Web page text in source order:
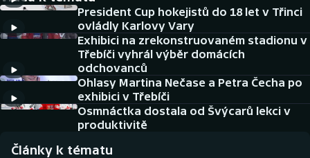
Tenis
DALŠÍ SPORTY
Americký fotbal
Atletika
Baseball a softbal
NEPŘEHLÉDNĚTE
Soutěže
Historické návraty
President Cup hokejistů do 18 let v Třinci
ovládly Karlovy Vary
Exhibici na zrekonstruovaném stadionu v
Třebíči vyhrál výběr domácích
odchovanců
Ohlasy Martina Nečase a Petra Čecha po
exhibici v Třebíči
Osmnáctka dostala od Švýcarů lekci v
produktivitě
Články k tématu